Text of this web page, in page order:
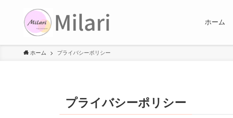
ホーム
ホーム プライバシーポリシー
プライバシーポリシー